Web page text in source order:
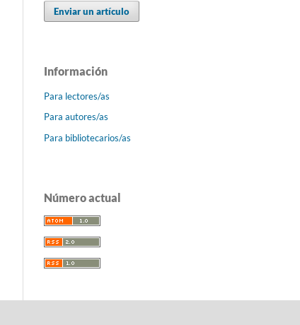
Enviar un artículo
Información
Para lectores/as
Para autores/as
Para bibliotecarios/as
Número actual